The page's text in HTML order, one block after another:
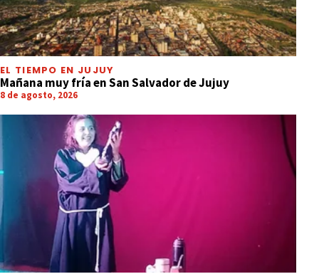
EL TIEMPO EN JUJUY
Mañana muy fría en San Salvador de Jujuy
8 de agosto, 2026